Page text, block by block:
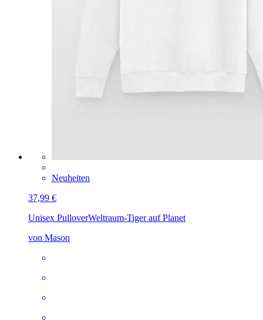
Neuheiten
37,99 €
Unisex PulloverWeltraum-Tiger auf Planet
von Mason